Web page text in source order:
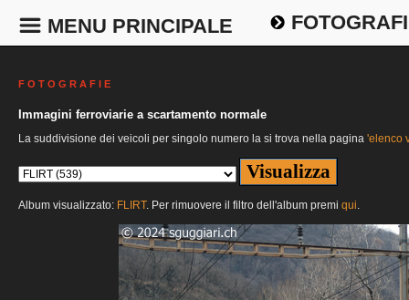
MENU PRINCIPALE
F O T O G R A F I E
Immagini ferroviarie a scartamento normale
La suddivisione dei veicoli per singolo numero la si trova nella pagina 'elenco
Album visualizzato: FLIRT. Per rimuovere il filtro dell'album premi qui.